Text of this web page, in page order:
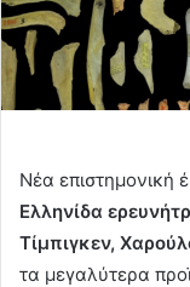
Νέα επιστημονική
Ελληνίδα
Τίμπιγκεν,
τα μεγαλύτερα